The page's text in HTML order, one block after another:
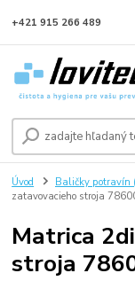
+421 915 266 489
Úvod Baličky potravín
zatavovacieho stroja
Matrica
stroja